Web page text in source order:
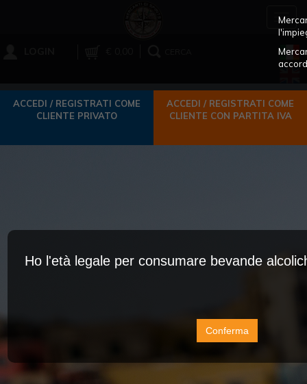
ACCEDI / REGISTRATI COME
CLIENTE PRIVATO
ACCEDI / REGISTRATI COME
CLIENTE CON PARTITA IVA
Ho l'età legale per consumare bevande
Conferma